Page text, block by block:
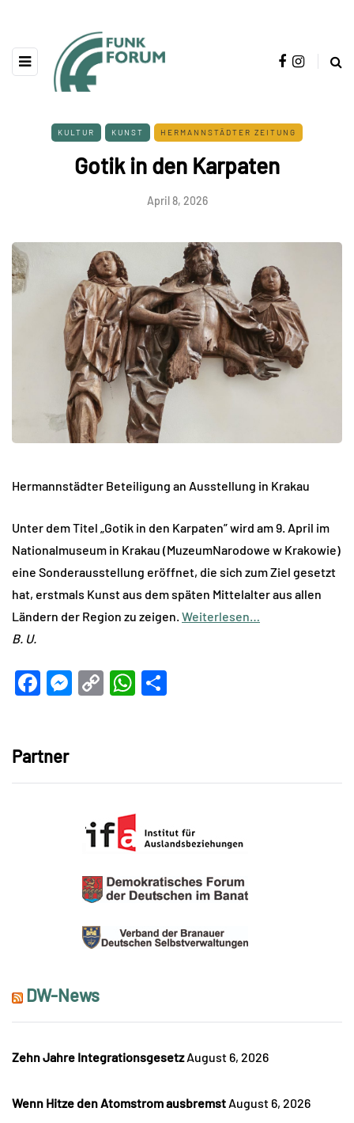
KULTUR KUNST HERMANNSTÄDTER ZEITUNG
Gotik in den Karpaten
April 8, 2026
Hermannstädter Beteiligung an Ausstellung in Krakau
Unter dem Titel „Gotik in den Karpaten” wird am 9. April im
Nationalmuseum in Krakau (MuzeumNarodowe w Krakowie)
eine Sonderausstellung eröffnet, die sich zum Ziel gesetzt
hat, erstmals Kunst aus dem späten Mittelalter aus allen
Ländern der Region zu zeigen. Weiterlesen…
B. U.
Facebook
Messenger
CopyWhatsApp
Partner
DW-News
Zehn Jahre Integrationsgesetz August 6, 2026
Wenn Hitze den Atomstrom ausbremst August 6, 2026